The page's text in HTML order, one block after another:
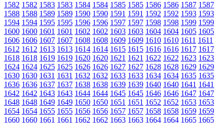
1582 1582 1583 1583 1584 1584 1585 1585 1586 1586 1587 1587
1588 1588 1589 1589 1590 1590 1591 1591 1592 1592 1593 1593
1594 1594 1595 1595 1596 1596 1597 1597 1598 1598 1599 1599
1600 1600 1601 1601 1602 1602 1603 1603 1604 1604 1605 1605
1606 1606 1607 1607 1608 1608 1609 1609 1610 1610 1611 1611
1612 1612 1613 1613 1614 1614 1615 1615 1616 1616 1617 1617
1618 1618 1619 1619 1620 1620 1621 1621 1622 1622 1623 1623
1624 1624 1625 1625 1626 1626 1627 1627 1628 1628 1629 1629
1630 1630 1631 1631 1632 1632 1633 1633 1634 1634 1635 1635
1636 1636 1637 1637 1638 1638 1639 1639 1640 1640 1641 1641
1642 1642 1643 1643 1644 1644 1645 1645 1646 1646 1647 1647
1648 1648 1649 1649 1650 1650 1651 1651 1652 1652 1653 1653
1654 1654 1655 1655 1656 1656 1657 1657 1658 1658 1659 1659
1660 1660 1661 1661 1662 1662 1663 1663 1664 1664 1665 1665